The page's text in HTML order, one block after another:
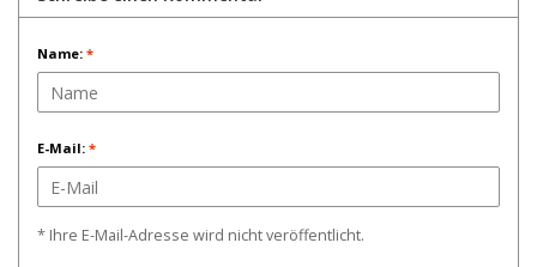
Name: *
E-Mail: *
* Ihre E-Mail-Adresse wird nicht veröffentlicht.